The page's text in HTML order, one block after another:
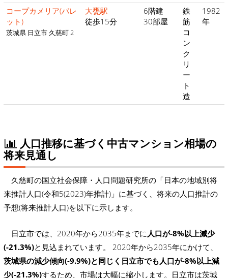
コープカメリア(パレ
ット)
茨城県 日立市 久慈町 2
大甕駅
徒歩15分
6階建
30部屋
鉄
筋
コ
ン
ク
リ
ー
ト
造
1982
年
人口推移に基づく中古マンション相場の
将来見通し
久慈町の国立社会保障・人口問題研究所の「日本の地域別将
来推計人口(令和5(2023)年推計)」に基づく、将来の人口推計の
予想(将来推計人口)を以下に示します。
日立市では、2020年から2035年までに人口が-8%以上減少
(-21.3%)と見込まれています。 2020年から2035年にかけて、
茨城県の減少傾向(-9.9%)と同じく日立市でも人口が-8%以上減
少(-21.3%)するため、市場は大幅に縮小します。日立市は茨城